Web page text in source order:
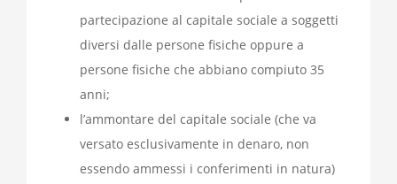
partecipazione al capitale sociale a soggetti
diversi dalle persone fisiche oppure a
persone fisiche che abbiano compiuto 35
anni;
l’ammontare del capitale sociale (che va
versato esclusivamente in denaro, non
essendo ammessi i conferimenti in natura)